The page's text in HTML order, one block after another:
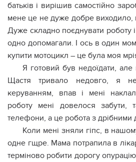
батьків і вирішив самостійно
мене це не дуже добре виходило,
Дуже складно поєднувати роботу
одно допомагали. І ось в один
купити мотоцикл – це була моя
Я готовий був недоїдати,
Щастя тривало недовго, я
керуванням, впав і мені
роботу мені довелося забути,
телефони, а це робота з дрібними
Коли мені зняли гіпс, в
одне гщре. Мама потрапила в
терміново робити дорогу